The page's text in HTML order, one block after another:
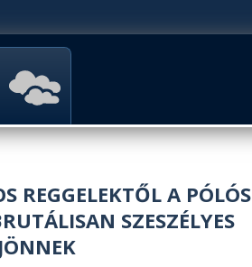
REGGELEKTŐL A PÓLÓS
SZESZÉLYES